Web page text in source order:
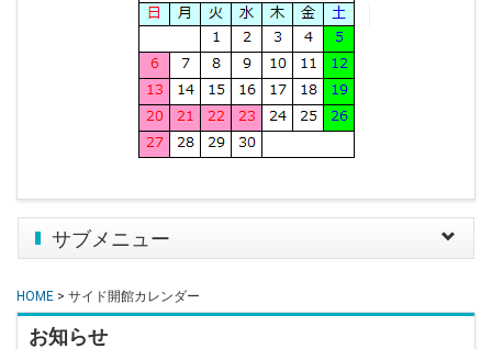
Toggle
サブメニュー
HOME > サイド開館カレンダー
お知らせ